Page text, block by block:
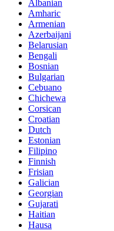
Albanian
Amharic
Armenian
Azerbaijani
Belarusian
Bengali
Bosnian
Bulgarian
Cebuano
Chichewa
Corsican
Croatian
Dutch
Estonian
Filipino
Finnish
Frisian
Galician
Georgian
Gujarati
Haitian
Hausa